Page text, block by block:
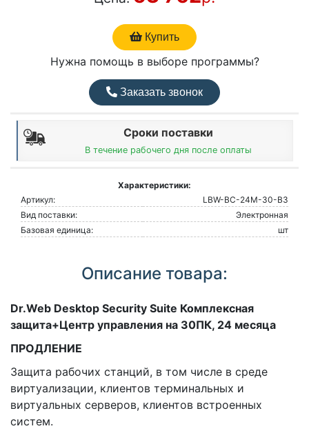
Купить
Нужна помощь в выборе программы?
Заказать звонок
Сроки поставки
В течение рабочего дня после оплаты
Характеристики:
Артикул:
LBW-BC-24M-30-B3
Вид поставки:
Электронная
Базовая единица:
шт
Описание товара:
Dr.Web Desktop Security Suite Комплексная
защита+Центр управления на 30ПК, 24 месяца
ПРОДЛЕНИЕ
Защита рабочих станций, в том числе в среде
виртуализации, клиентов терминальных и
виртуальных серверов, клиентов встроенных
систем.